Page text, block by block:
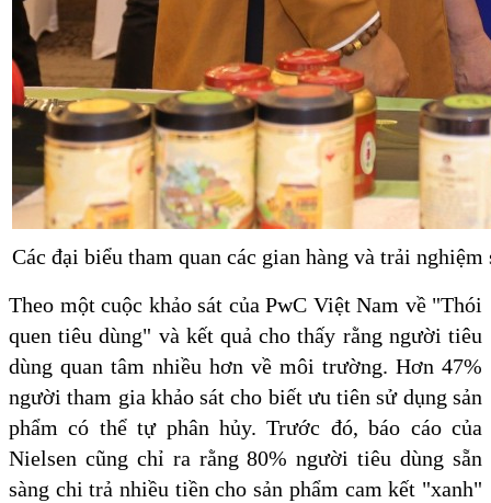
Các đại biểu tham quan các gian hàng và trải
Theo một cuộc khảo sát của PwC Việt Nam về "Thói
quen tiêu dùng" và kết quả cho thấy rằng người tiêu
dùng quan tâm nhiều hơn về môi trường. Hơn 47%
người tham gia khảo sát cho biết ưu tiên sử dụng sản
phẩm có thể tự phân hủy. Trước đó, báo cáo của
Nielsen cũng chỉ ra rằng 80% người tiêu dùng sẵn
sàng chi trả nhiều tiền cho sản phẩm cam kết "xanh"